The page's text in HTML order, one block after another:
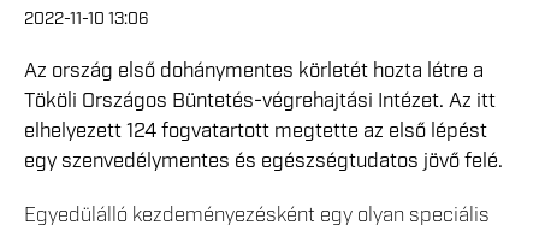
2022-11-10 13:06
Az ország első dohánymentes körletét hozta létre a
Tököli Országos Büntetés-végrehajtási Intézet. Az itt
elhelyezett 124 fogvatartott megtette az első lépést
egy szenvedélymentes és egészségtudatos jövő felé.
Egyedülálló kezdeményezésként egy olyan speciális